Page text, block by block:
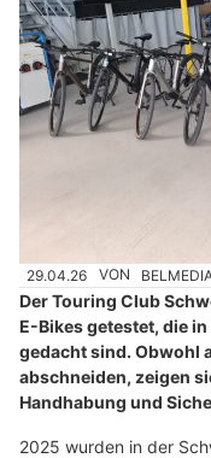
29.04.26 VON
Der Touring Club
E-Bikes getestet, die
gedacht sind. Obwohl
abschneiden, zeigen
Handhabung und
2025 wurden in der